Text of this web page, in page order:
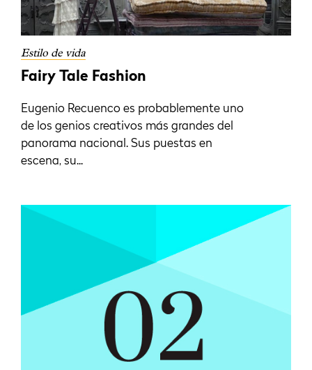
Estilo de vida
Fairy Tale Fashion
Eugenio Recuenco es probablemente uno
de los genios creativos más grandes del
panorama nacional. Sus puestas en
escena, su...